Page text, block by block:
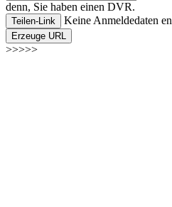
denn, Sie haben einen DVR.
Teilen-Link Keine Anmeldedaten
Erzeuge URL
>>>>>